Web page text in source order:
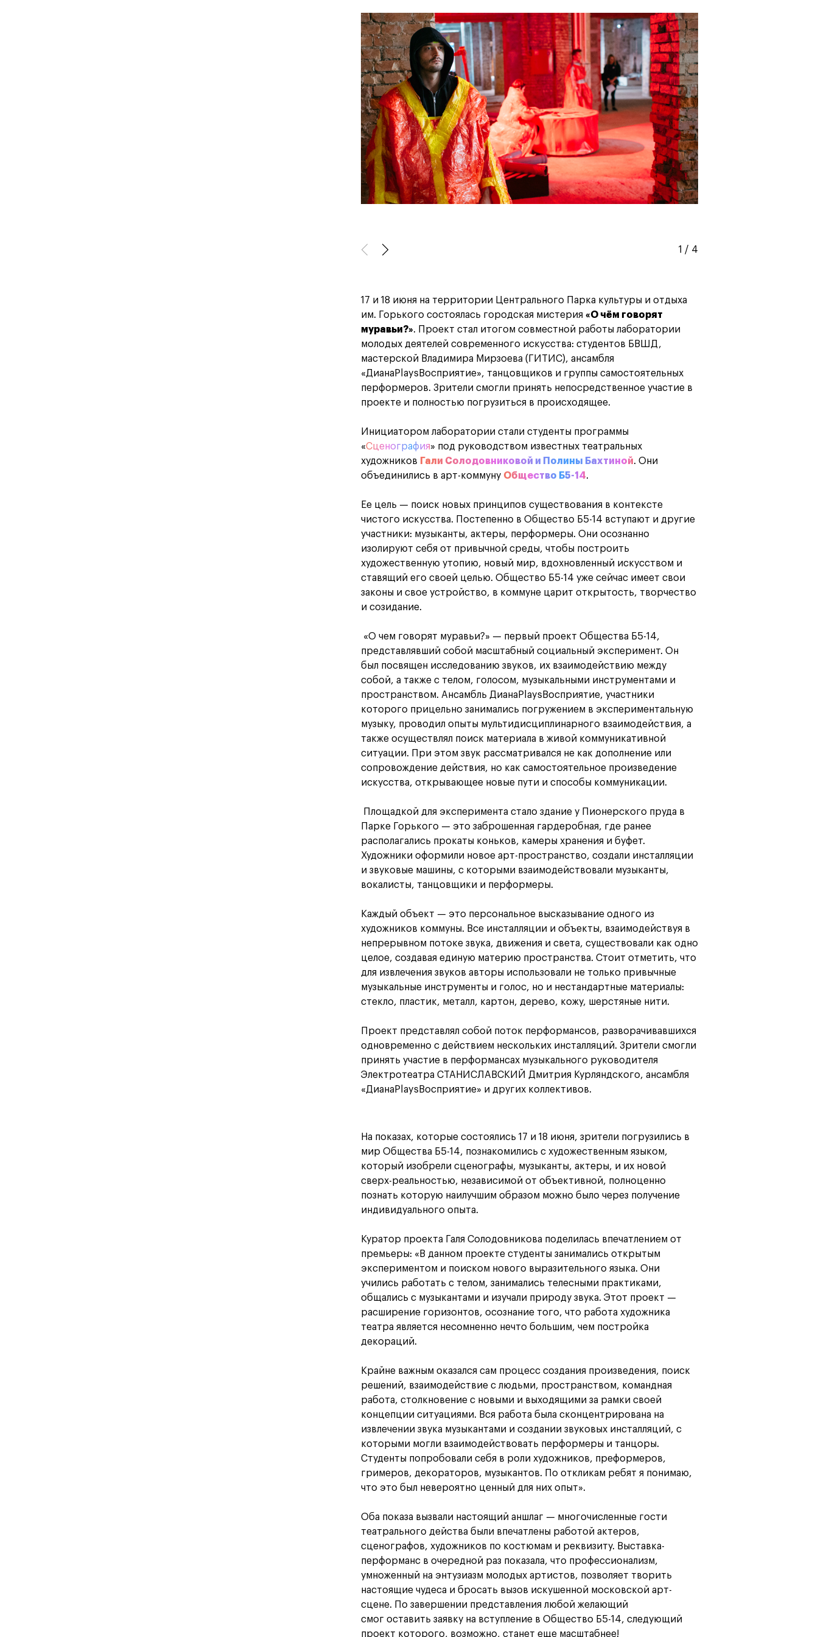
Карта профессий
1 / 4
17 и 18 июня на территории Центрального Парка культуры и отдыха
им. Горького состоялась городская мистерия «О чём говорят
муравьи?». Проект стал итогом совместной работы лаборатории
молодых деятелей современного искусства: студентов БВШД,
мастерской Владимира Мирзоева (ГИТИС), ансамбля
«ДианаPlaysВосприятие», танцовщиков и группы самостоятельных
перформеров. Зрители смогли принять непосредственное участие в
проекте и полностью погрузиться в происходящее.
Инициатором лаборатории стали студенты программы
«Сценография» под руководством известных театральных
художников Гали Солодовниковой и Полины Бахтиной. Они
объединились в арт-коммуну Общество Б5-14.
Ее цель — поиск новых принципов существования в контексте
чистого искусства. Постепенно в Общество Б5-14 вступают и другие
участники: музыканты, актеры, перформеры. Они осознанно
изолируют себя от привычной среды, чтобы построить
художественную утопию, новый мир, вдохновленный искусством и
ставящий его своей целью. Общество Б5-14 уже сейчас имеет свои
законы и свое устройство, в коммуне царит открытость, творчество
и созидание.
«О чем говорят муравьи?» — первый проект Общества Б5-14,
представлявший собой масштабный социальный эксперимент. Он
был посвящен исследованию звуков, их взаимодействию между
собой, а также с телом, голосом, музыкальными инструментами и
пространством. Ансамбль ДианаPlaysВосприятие, участники
которого прицельно занимались погружением в экспериментальную
музыку, проводил опыты мультидисциплинарного взаимодействия, а
также осуществлял поиск материала в живой коммуникативной
ситуации. При этом звук рассматривался не как дополнение или
сопровождение действия, но как самостоятельное произведение
искусства, открывающее новые пути и способы коммуникации.
Площадкой для эксперимента стало здание у Пионерского пруда в
Парке Горького — это заброшенная гардеробная, где ранее
располагались прокаты коньков, камеры хранения и буфет.
Художники оформили новое арт-пространство, создали инсталляции
и звуковые машины, с которыми взаимодействовали музыканты,
вокалисты, танцовщики и перформеры.
Каждый объект — это персональное высказывание одного из
художников коммуны. Все инсталляции и объекты, взаимодействуя в
непрерывном потоке звука, движения и света, существовали как одно
целое, создавая единую материю пространства. Стоит отметить, что
для извлечения звуков авторы использовали не только привычные
музыкальные инструменты и голос, но и нестандартные материалы:
стекло, пластик, металл, картон, дерево, кожу, шерстяные нити.
Проект представлял собой поток перформансов, разворачивавшихся
одновременно с действием нескольких инсталляций. Зрители смогли
принять участие в перформансах музыкального руководителя
Электротеатра СТАНИСЛАВСКИЙ Дмитрия Курляндского, ансамбля
«ДианаPlaysВосприятие» и других коллективов.
На показах, которые состоялись 17 и 18 июня, зрители погрузились в
мир Общества Б5-14, познакомились с художественным языком,
который изобрели сценографы, музыканты, актеры, и их новой
сверх-реальностью, независимой от объективной, полноценно
познать которую наилучшим образом можно было через получение
индивидуального опыта.
Куратор проекта Галя Солодовникова поделилась впечатлением от
премьеры: «В данном проекте студенты занимались открытым
экспериментом и поиском нового выразительного языка. Они
учились работать с телом, занимались телесными практиками,
общались с музыкантами и изучали природу звука. Этот проект —
расширение горизонтов, осознание того, что работа художника
театра является несомненно нечто большим, чем постройка
декораций.
Крайне важным оказался сам процесс создания произведения, поиск
решений, взаимодействие с людьми, пространством, командная
работа, столкновение с новыми и выходящими за рамки своей
концепции ситуациями. Вся работа была сконцентрирована на
извлечении звука музыкантами и создании звуковых инсталляций, с
которыми могли взаимодействовать перформеры и танцоры.
Студенты попробовали себя в роли художников, преформеров,
гримеров, декораторов, музыкантов. По откликам ребят я понимаю,
что это был невероятно ценный для них опыт».
Оба показа вызвали настоящий аншлаг — многочисленные гости
театрального действа были впечатлены работой актеров,
сценографов, художников по костюмам и реквизиту. Выставка-
перформанс в очередной раз показала, что профессионализм,
умноженный на энтузиазм молодых артистов, позволяет творить
настоящие чудеса и бросать вызов искушенной московской арт-
сцене. По завершении представления любой желающий
смог оставить заявку на вступление в Общество Б5-14, следующий
проект которого, возможно, станет еще масштабнее!